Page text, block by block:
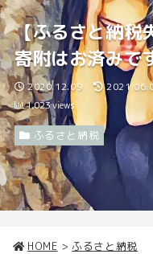
【ふるさと納税
寄附はお済みで
2020.12.09
1,023views
ふるさと納税
HOME > ふるさと納税